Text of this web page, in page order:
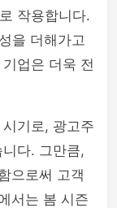
작용합니다.
을 더해가고
업은 더욱 전
기로, 광고주
다. 그만큼,
으로써 고객
서는 봄 시즌